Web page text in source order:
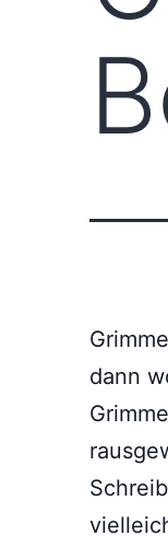
dann